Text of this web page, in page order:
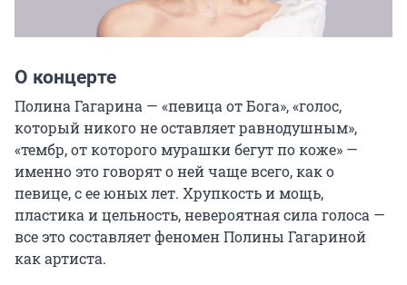
О концерте
Полина Гагарина — «певица от Бога», «голос,
который никого не оставляет равнодушным»,
«тембр, от которого мурашки бегут по коже» —
именно это говорят о ней чаще всего, как о
певице, с ее юных лет. Хрупкость и мощь,
пластика и цельность, невероятная сила голоса —
все это составляет феномен Полины Гагариной
как артиста.